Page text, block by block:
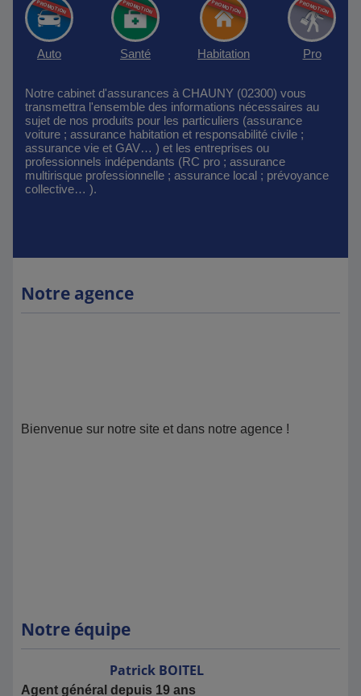
Auto Santé Habitation Pro
Notre cabinet d'assurances à CHAUNY (02300) vous
transmettra l'ensemble des informations nécessaires au
sujet de nos produits pour les particuliers (assurance
voiture ; assurance habitation et responsabilité civile ;
assurance vie et GAV… ) et les entreprises ou
professionnels indépendants (RC pro ; assurance
multirisque professionnelle ; assurance local ; prévoyance
collective… ).
Notre agence
Bienvenue sur notre site et dans notre agence !
Notre équipe
Patrick BOITEL
Agent général depuis 19 ans